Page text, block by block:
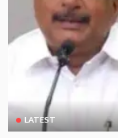
LATEST